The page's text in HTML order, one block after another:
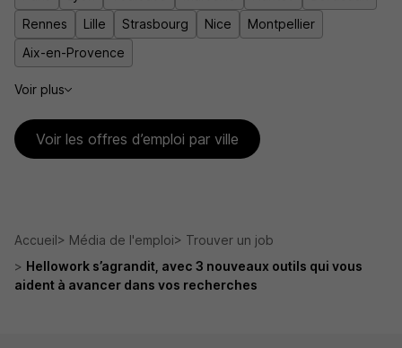
Rennes
Lille Strasbourg Nice
Montpellier
Aix-en-Provence
Voir plus
Voir les offres d’emploi par ville
Accueil Média de l'emploi
Trouver un job
Hellowork s’agrandit, avec 3 nouveaux outils qui vous
aident à avancer dans vos recherches